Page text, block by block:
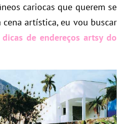
cariocas que querem se
artística, eu vou buscar
dicas de endereços artsy do